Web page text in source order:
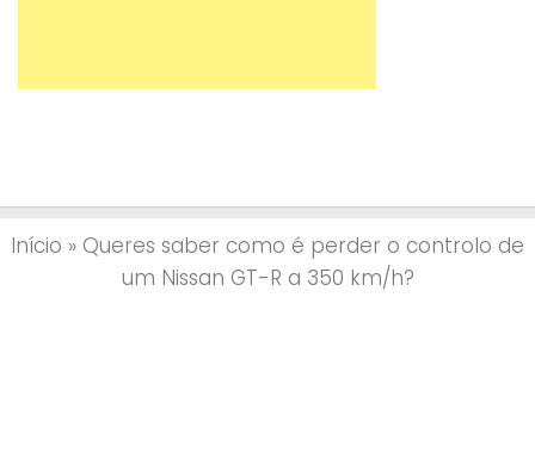
Início » Queres saber como é perder o controlo de
um Nissan GT-R a 350 km/h?